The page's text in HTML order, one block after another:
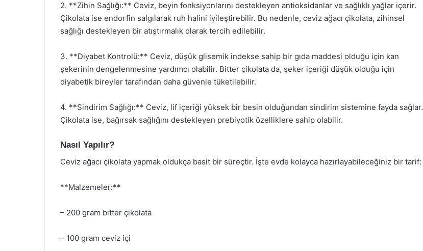
2. **Zihin Sağlığı:** Ceviz, beyin fonksiyonlarını destekleyen antioksidanlar ve sağlıklı yağlar içerir.
Çikolata ise endorfin salgılarak ruh halini iyileştirebilir. Bu nedenle, ceviz ağacı çikolata, zihinsel
sağlığı destekleyen bir atıştırmalık olarak tercih edilebilir.
3. **Diyabet Kontrolü:** Ceviz, düşük glisemik indekse sahip bir gıda maddesi olduğu için kan
şekerinin dengelenmesine yardımcı olabilir. Bitter çikolata da, şeker içeriği düşük olduğu için
diyabetik bireyler tarafından daha güvenle tüketilebilir.
4. **Sindirim Sağlığı:** Ceviz, lif içeriği yüksek bir besin olduğundan sindirim sistemine fayda sağlar.
Çikolata ise, bağırsak sağlığını destekleyen prebiyotik özelliklere sahip olabilir.
Nasıl Yapılır?
Ceviz ağacı çikolata yapmak oldukça basit bir süreçtir. İşte evde kolayca hazırlayabileceğiniz bir tarif:
**Malzemeler:**
– 200 gram bitter çikolata
– 100 gram ceviz içi